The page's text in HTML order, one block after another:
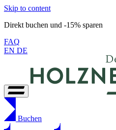
Skip to content
Direkt buchen und -15% sparen
FAQ
EN DE
Buchen